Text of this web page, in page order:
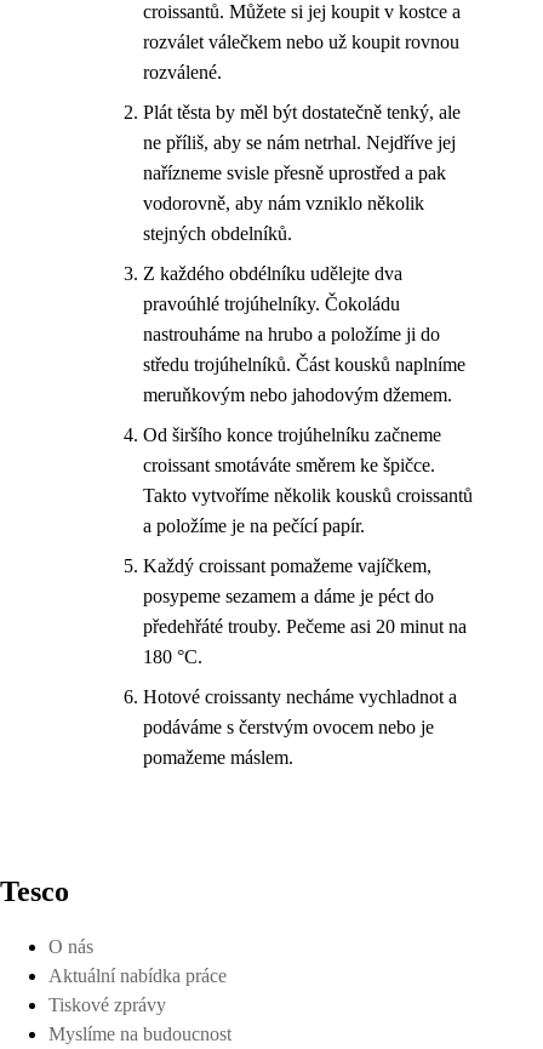
croissantů. Můžete si jej koupit v kostce a
rozválet válečkem nebo už koupit rovnou
rozválené.
Plát těsta by měl být dostatečně tenký, ale
ne příliš, aby se nám netrhal. Nejdříve jej
nařízneme svisle přesně uprostřed a pak
vodorovně, aby nám vzniklo několik
stejných obdelníků.
Z každého obdélníku udělejte dva
pravoúhlé trojúhelníky. Čokoládu
nastrouháme na hrubo a položíme ji do
středu trojúhelníků. Část kousků naplníme
meruňkovým nebo jahodovým džemem.
Od širšího konce trojúhelníku začneme
croissant smotáváte směrem ke špičce.
Takto vytvoříme několik kousků croissantů
a položíme je na pečící papír.
Každý croissant pomažeme vajíčkem,
posypeme sezamem a dáme je péct do
předehřáté trouby. Pečeme asi 20 minut na
180 °C.
Hotové croissanty necháme vychladnot a
podáváme s čerstvým ovocem nebo je
pomažeme máslem.
Tesco
O nás
Aktuální nabídka práce
Tiskové zprávy
Myslíme na budoucnost